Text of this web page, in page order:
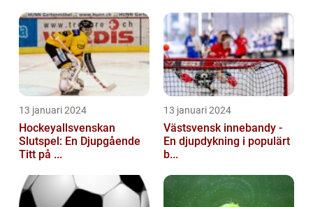
13 januari 2024
Hockeyallsvenskan
Slutspel: En Djupgående
Titt på ...
13 januari 2024
Västsvensk innebandy -
En djupdykning i populärt
b...